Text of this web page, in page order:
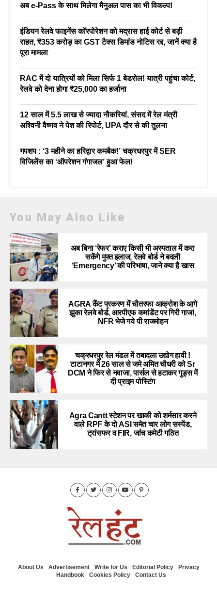
अब e-Pass के साथ मिलेगा मैनुअल पास का भी विकल्प!
इंडियन रेलवे फाइनेंस कॉरपोरेशन को मद्रास हाई कोर्ट से बड़ी
राहत, ₹353 करोड़ का GST टैक्स डिमांड नोटिस रद्द, जानें क्या है
पूरा मामला
RAC में दो यात्रियों को मिला सिर्फ 1 बेडरोल! यात्री पहुंचा कोर्ट,
रेलवे को देना होगा ₹25,000 का हर्जाना
12 साल में 5.5 लाख से ज्यादा नौकरियां, संसद में रेल मंत्री
अश्विनी वैष्णव ने पेश की रिपोर्ट, UPA दौर से की तुलना
गपशप : ‘3 महीने का हरिद्वार कमबैक!’ चक्रधरपुर में SER
विजिलेंस का ‘ऑपरेशन गंगाजल’ हुआ फेल!
You May Also Like
अब बिना ‘रेफर’ कराए किसी भी अस्पताल में करा
सकेंगे मुफ्त इलाज, रेलवे बोर्ड ने बदली
‘Emergency’ की परिभाषा, जाने क्या है खास
AGRA कैंट प्रकरण में चौतरफा आक्रोश के आगे
झुका रेलवे बोर्ड, आरपीएफ कमांडेंट पर गिरी गाज!,
NFR भेजे गये पी राजमोहन
चक्रधरपुर रेल मंडल में तबादला उद्योग हावी !
टाटानगर में 26 साल से जमे अमित चौधरी को Sr
DCM ने फिर से नवाजा, पार्सल से हटाकर गुड्स में
दी प्राइम पोस्टिंग
Agra Cantt स्टेशन पर खाकी को शर्मसार करने
वाले RPF के दो ASI समेत चार लोग सस्पेंड,
ट्रांसफर व FIR, जांच कमेटी गठित
About Us Advertisement Write for Us Editorial Policy
Privacy
Handbook
Cookies Policy Contact Us